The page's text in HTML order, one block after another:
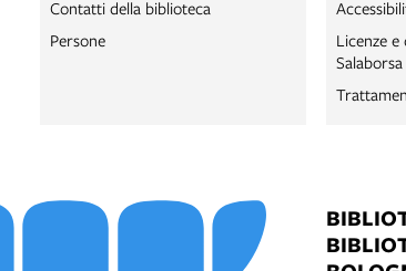
Contatti della biblioteca
Persone
Licenze
Salaborsa